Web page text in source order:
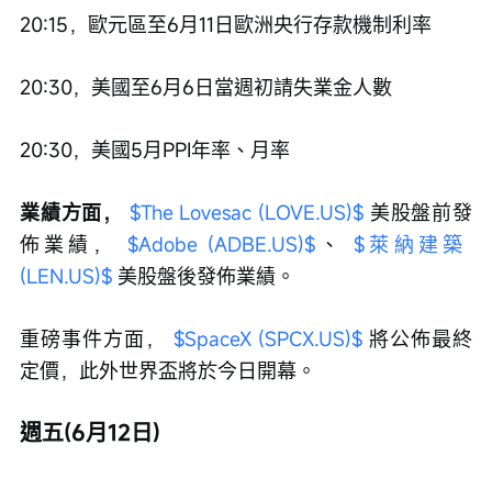
20:15，歐元區至6月11日歐洲央行存款機制利率
20:30，美國至6月6日當週初請失業金人數
20:30，美國5月PPI年率、月率
業績方面， $The Lovesac (LOVE.US)$ 美股盤前發
佈業績， $Adobe (ADBE.US)$、 $萊納建築
(LEN.US)$ 美股盤後發佈業績。
重磅事件方面， $SpaceX (SPCX.US)$ 將公佈最終
定價，此外世界盃將於今日開幕。
週五(6月12日)